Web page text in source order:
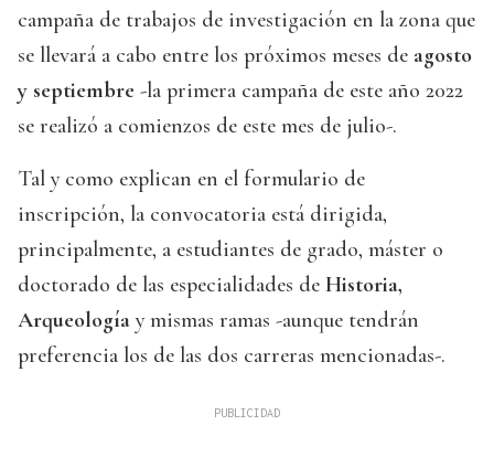
campaña de trabajos de investigación en la zona que
se llevará a cabo entre los próximos meses de agosto
y septiembre -la primera campaña de este año 2022
se realizó a comienzos de este mes de julio-.
Tal y como explican en el formulario de
inscripción, la convocatoria está dirigida,
principalmente, a estudiantes de grado, máster o
doctorado de las especialidades de Historia,
Arqueología y mismas ramas -aunque tendrán
preferencia los de las dos carreras mencionadas-.